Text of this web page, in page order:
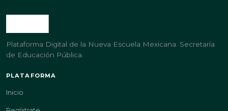
Plataforma Digital de la Nueva Escuela Mexicana. Secretaría
de Educación Pública.
PLATAFORMA
Inicio